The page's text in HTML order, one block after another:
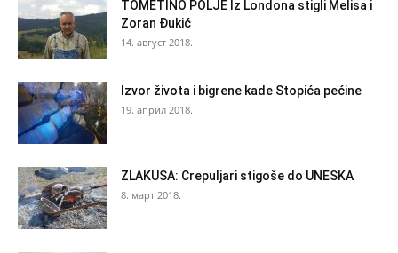
TOMETINO POLJE Iz Londona stigli Melisa i
Zoran Đukić
14. август 2018.
Izvor života i bigrene kade Stopića pećine
19. април 2018.
ZLAKUSA: Crepuljari stigoše do UNESKA
8. март 2018.